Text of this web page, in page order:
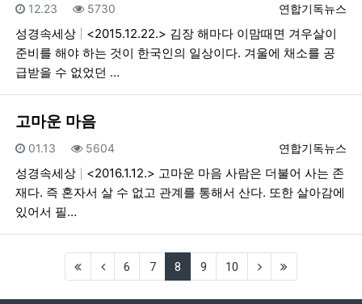
등록자
연합기독뉴스
등록일
12.23 조회
5730
성경속세상
<2015.12.22.> 김장 해마다 이맘때면 겨우살이
준비를 해야 하는 것이 한국인의 일상이다. 겨울에 채소를 공
급받을 수 없었던 …
고마운 마음
등록자
연합기독뉴스
등록일
01.13 조회
5604
성경속세상
<2016.1.12.> 고마운 마음 사람은 더불어 사는 존
재다. 즉 혼자서 살 수 없고 관계를 통해서 산다. 또한 살아감에
있어서 필…
(first)(previous)
6 7 8 (current)
9 10 (next)